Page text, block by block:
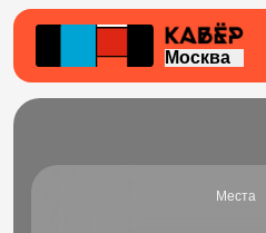
Москва
Места